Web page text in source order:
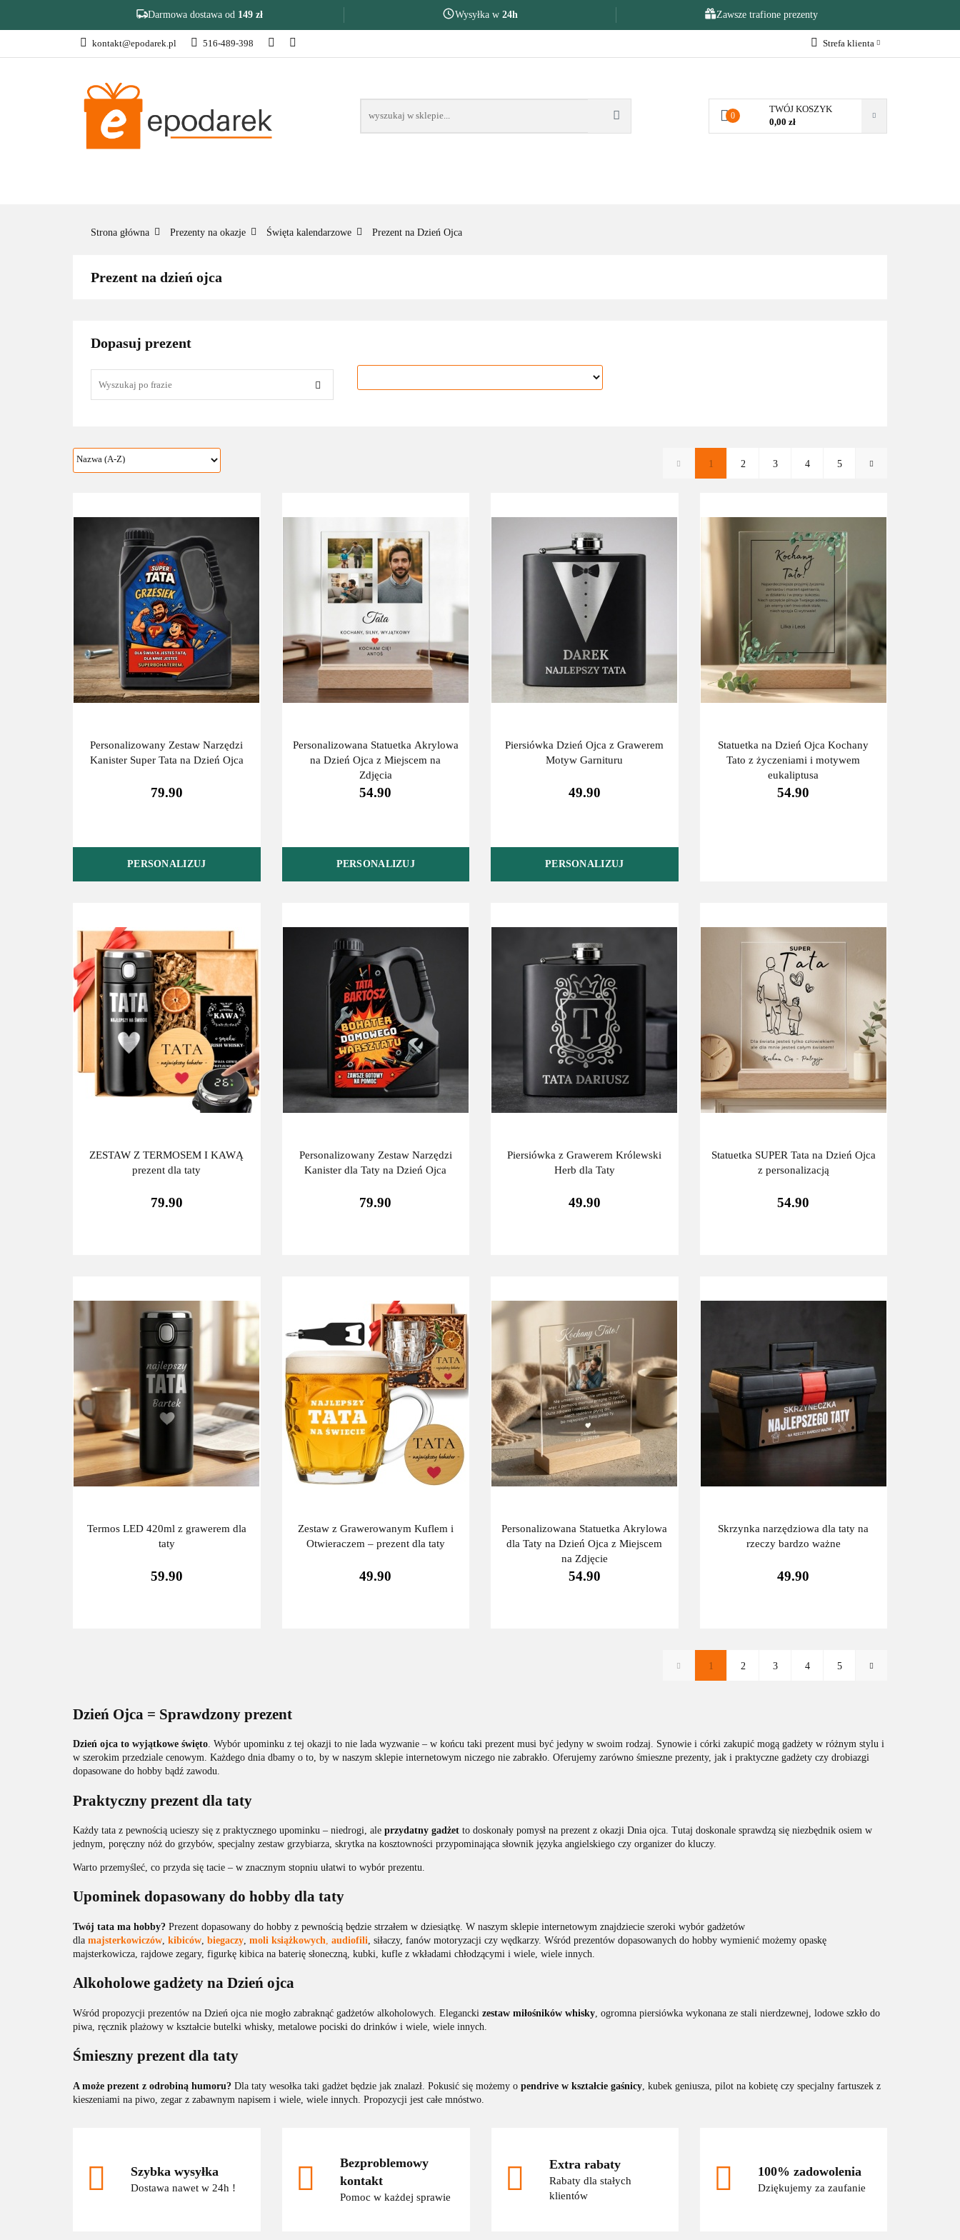
Darmowa dostawa od 149 zł Wysyłka w 24h Zawsze trafione prezenty
kontakt@epodarek.pl 516-489-398 Strefa klienta
Zarejestruj się
Dodaj zgłoszenie
0
TWÓJ KOSZYK
0,00 zł
DZIEŃ OJCA
Strona główna Prezenty na okazje Święta kalendarzowe Prezent na Dzień Ojca
Prezent na dzień ojca
Dopasuj prezent
1 2 3 4 5
Personalizowany Zestaw Narzędzi
Kanister Super Tata na Dzień Ojca
79.90
PERSONALIZUJ
Personalizowana Statuetka Akrylowa
na Dzień Ojca z Miejscem na
Zdjęcia
54.90
PERSONALIZUJ
Piersiówka Dzień Ojca z Grawerem
Motyw Garnituru
49.90
PERSONALIZUJ
Statuetka na Dzień Ojca Kochany
Tato z życzeniami i motywem
eukaliptusa
54.90
ZESTAW Z TERMOSEM I KAWĄ
prezent dla taty
79.90
Personalizowany Zestaw Narzędzi
Kanister dla Taty na Dzień Ojca
79.90
Piersiówka z Grawerem Królewski
Herb dla Taty
49.90
Statuetka SUPER Tata na Dzień Ojca
z personalizacją
54.90
Termos LED 420ml z grawerem dla
taty
59.90
Zestaw z Grawerowanym Kuflem i
Otwieraczem – prezent dla taty
49.90
Personalizowana Statuetka Akrylowa
dla Taty na Dzień Ojca z Miejscem
na Zdjęcie
54.90
Skrzynka narzędziowa dla taty na
rzeczy bardzo ważne
49.90
1 2 3 4 5
Dzień Ojca = Sprawdzony prezent
Dzień ojca to wyjątkowe święto. Wybór upominku z tej okazji to nie lada wyzwanie ‒ w końcu taki prezent musi być jedyny w swoim rodzaj. Synowie i córki zakupić mogą gadżety w różnym stylu i
w szerokim przedziale cenowym. Każdego dnia dbamy o to, by w naszym sklepie internetowym niczego nie zabrakło. Oferujemy zarówno śmieszne prezenty, jak i praktyczne gadżety czy drobiazgi
dopasowane do hobby bądź zawodu.
Praktyczny prezent dla taty
Każdy tata z pewnością ucieszy się z praktycznego upominku ‒ niedrogi, ale przydatny gadżet to doskonały pomysł na prezent z okazji Dnia ojca. Tutaj doskonale sprawdzą się niezbędnik osiem w
jednym, poręczny nóż do grzybów, specjalny zestaw grzybiarza, skrytka na kosztowności przypominająca słownik języka angielskiego czy organizer do kluczy.
Warto przemyśleć, co przyda się tacie ‒ w znacznym stopniu ułatwi to wybór prezentu.
Upominek dopasowany do hobby dla taty
Twój tata ma hobby? Prezent dopasowany do hobby z pewnością będzie strzałem w dziesiątkę. W naszym sklepie internetowym znajdziecie szeroki wybór gadżetów
dla majsterkowiczów kibiców biegaczy moli książkowych audiofili , siłaczy, fanów motoryzacji czy wędkarzy. Wśród prezentów dopasowanych do hobby wymienić możemy opaskę
majsterkowicza, rajdowe zegary, figurkę kibica na baterię słoneczną, kubki, kufle z wkładami chłodzącymi i wiele, wiele innych.
Alkoholowe gadżety na Dzień ojca
Wśród propozycji prezentów na Dzień ojca nie mogło zabraknąć gadżetów alkoholowych. Elegancki zestaw miłośników whisky , ogromna piersiówka wykonana ze stali nierdzewnej, lodowe szkło do
piwa, ręcznik plażowy w kształcie butelki whisky, metalowe pociski do drinków i wiele, wiele innych.
Śmieszny prezent dla taty
A może prezent z odrobiną humoru? Dla taty wesołka taki gadżet będzie jak znalazł. Pokusić się możemy o pendrive w kształcie gaśnicy , kubek geniusza, pilot na kobietę czy specjalny fartuszek z
kieszeniami na piwo, zegar z zabawnym napisem i wiele, wiele innych. Propozycji jest całe mnóstwo.
Szybka wysyłka
Dostawa nawet w 24h !
Bezproblemowy
kontakt
Pomoc w każdej sprawie
Extra rabaty
Rabaty dla stałych
klientów
100% zadowolenia
Dziękujemy za zaufanie